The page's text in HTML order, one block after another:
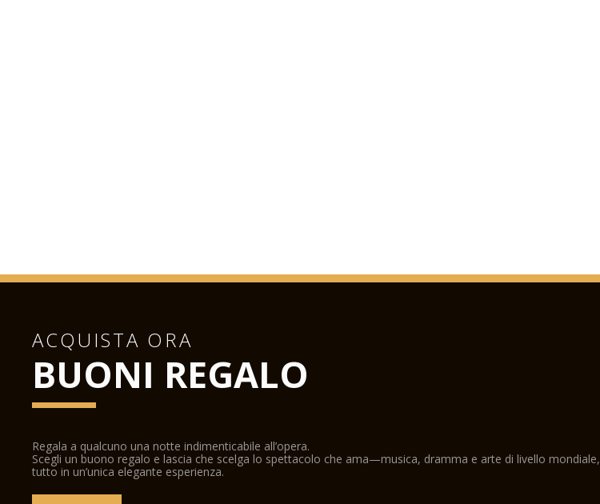
ACQUISTA ORA
BUONI REGALO
Regala a qualcuno una notte indimenticabile all’opera.
Scegli un buono regalo e lascia che scelga lo spettacolo che ama—musica, dramma e arte di livello mondiale,
tutto in un’unica elegante esperienza.